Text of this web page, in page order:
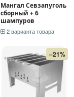
Мангал Севзапуголь
сборный + 6
шампуров
2 варианта товара
–21%